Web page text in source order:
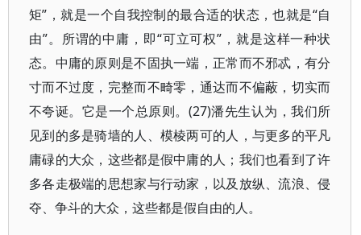
矩”，就是一个自我控制的最合适的状态，也就是“自
由”。所谓的中庸，即“可立可权”，就是这样一种状
态。中庸的原则是不固执一端，正常而不邪忒，有分
寸而不过度，完整而不畸零，通达而不偏蔽，切实而
不夸诞。它是一个总原则。(27)潘先生认为，我们所
见到的多是骑墙的人、模棱两可的人，与更多的平凡
庸碌的大众，这些都是假中庸的人；我们也看到了许
多各走极端的思想家与行动家，以及放纵、流浪、侵
夺、争斗的大众，这些都是假自由的人。